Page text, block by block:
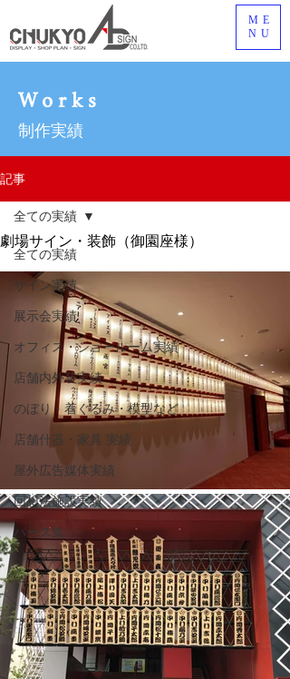
ME
NU
制作実績
Works
記事
全ての実績
サイン実績
展示会実績
オフィス・ショールーム実績
店舗内外装実績
のぼり・着ぐるみ・模型など
店舗什器・家具 実績
屋外広告媒体実績
回想法施設実績
パース集
全ての実績
劇場サイン・装飾（御園座様）